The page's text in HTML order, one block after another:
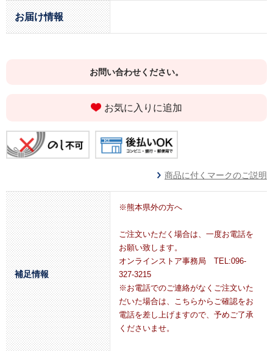
お届け情報
お問い合わせください。
お気に入りに追加
商品に付くマークのご説明
補足情報
※熊本県外の方へ
ご注文いただく場合は、一度お電話を
お願い致します。
オンラインストア事務局 TEL:096-
327-3215
※お電話でのご連絡がなくご注文いた
だいた場合は、こちらからご確認をお
電話を差し上げますので、予めご了承
くださいませ。